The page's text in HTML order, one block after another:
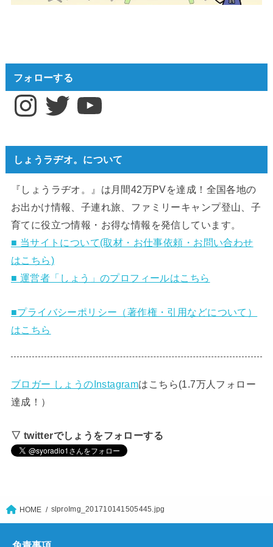
フォローする
InstagramTwitter YouTube
しょうラヂオ。について
『しょうラヂオ。』は月間42万PVを達成！全国各地の
お出かけ情報、子連れ旅、ファミリーキャンプ登山、子
育てに役立つ情報・お得な情報を発信しています。
■ 当サイトについて(取材・お仕事依頼・お問い合わせ
はこちら)
■ 運営者「しょう」のプロフィールはこちら
■プライバシーポリシー（著作権・引用などについて）
はこちら
ブロガー しょうのInstagramはこちら(1.7万人フォロー
達成！）
▽ twitterでしょうをフォローする
HOME slproImg_201710141505445.jpg